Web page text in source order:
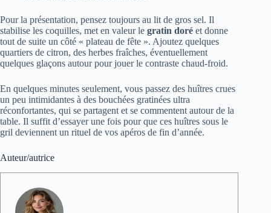
Pour la présentation, pensez toujours au lit de gros sel. Il
stabilise les coquilles, met en valeur le gratin doré et donne
tout de suite un côté « plateau de fête ». Ajoutez quelques
quartiers de citron, des herbes fraîches, éventuellement
quelques glaçons autour pour jouer le contraste chaud-froid.
En quelques minutes seulement, vous passez des huîtres crues
un peu intimidantes à des bouchées gratinées ultra
réconfortantes, qui se partagent et se commentent autour de la
table. Il suffit d’essayer une fois pour que ces huîtres sous le
gril deviennent un rituel de vos apéros de fin d’année.
Auteur/autrice